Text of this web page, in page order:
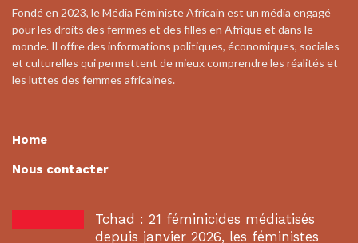
Fondé en 2023, le Média Féministe Africain est un média engagé
pour les droits des femmes et des filles en Afrique et dans le
monde. Il offre des informations politiques, économiques, sociales
et culturelles qui permettent de mieux comprendre les réalités et
les luttes des femmes africaines.
Home
Nous contacter
Tchad : 21 féminicides médiatisés
depuis janvier 2026, les féministes